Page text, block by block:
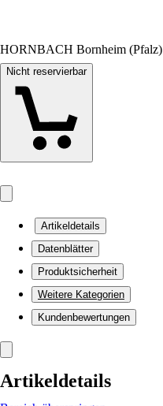
HORNBACH Bornheim (Pfalz)
Nicht reservierbar
Artikeldetails
Datenblätter
Produktsicherheit
Weitere Kategorien
Kundenbewertungen
Artikeldetails